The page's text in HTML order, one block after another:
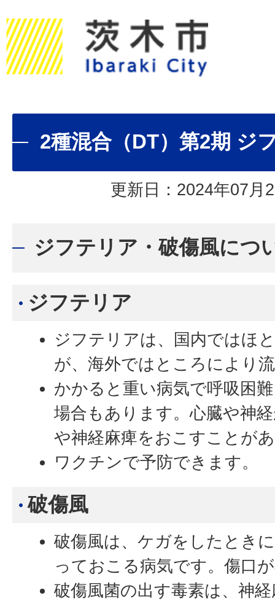
2種混合（DT）第2期 ジ
更新日：2024年07月
ジフテリア・破傷風につ
ジフテリア
ジフテリアは、国内ではほ
が、海外ではところにより
かかると重い病気で呼吸困
場合もあります。心臓や神
や神経麻痺をおこすことが
ワクチンで予防できます。
破傷風
破傷風は、ケガをしたとき
っておこる病気です。傷口
破傷風菌の出す毒素は、神